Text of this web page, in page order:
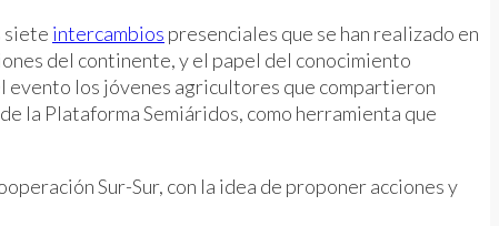
siete intercambios presenciales que se han realizado en
del continente, y el papel del conocimiento
evento los jóvenes agricultores que compartieron
la Plataforma Semiáridos, como herramienta que
Sur-Sur, con la idea de proponer acciones y